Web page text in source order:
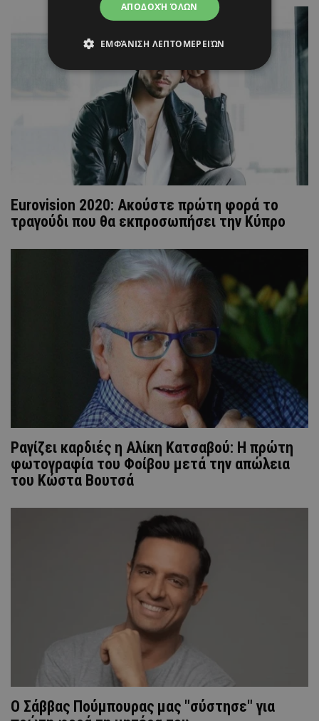
Eurovision 2020: Ακούστε πρώτη φορά το
τραγούδι που θα εκπροσωπήσει την Κύπρο
Ραγίζει καρδιές η Αλίκη Κατσαβού: Η πρώτη
φωτογραφία του Φοίβου μετά την απώλεια
του Κώστα Βουτσά
O Σάββας Πούμπουρας μας "σύστησε" για
ΑΠΟΔΟΧΉ ΌΛΩΝ
ΕΜΦΆΝΙΣΗ ΛΕΠΤΟΜΕΡΕΙΏΝ